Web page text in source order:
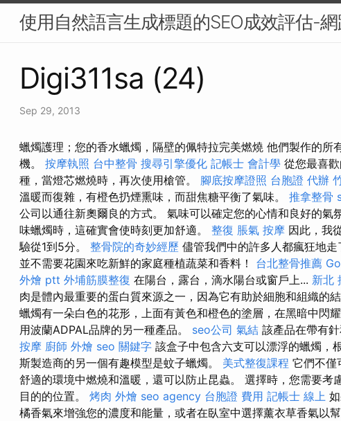
使用自然語言生成標題的SEO成效評估-
Digi311sa (24)
Sep 29, 2013
蠟燭護理；您的香水蠟燭，隔壁的佩特拉完美燃燒 他們製作的所
機。 按摩執照 台中整骨 搜尋引擎優化 記帳士 會計學 從您最喜
種，當燈芯燃燒時，再次使用槍管。 腳底按摩證照 台胞證 代辦
溫暖而復雜，有橙色扔煙熏味，而甜焦糖平衡了氣味。 推拿整骨
公司以通往新奧爾良的方式。 氣味可以確定您的心情和良好的氣
味蠟燭時，這確實會使時刻更加舒適。 整復 脹氣 按摩 因此，我
驗從1到5分。 整骨院的奇妙經歷 儘管我們中的許多人都瘋狂地
並不需要花園來吃新鮮的家庭種植蔬菜和香料！ 台北整骨推薦
外燴 ptt 外埔筋膜整復 在陽台，露台，滴水陽台或窗戶上... 新北
肉是體內最重要的蛋白質來源之一，因為它有助於細胞和組織的
蠟燭有一朵白色的花形，上面有黃色和橙色的塗層，在黑暗中閃
用波蘭ADPAL品牌的另一種產品。 seo公司 氣結 該產品在帶有
按摩 廚師 外燴 seo 關鍵字 該盒子中包含六支可以漂浮的蠟燭，
斯製造商的另一個有趣模型是蚊子蠟燭。 美式整復課程 它們不僅
舒適的環境中燃燒和溫暖，還可以防止昆蟲。 選擇時，您需要考
目的的位置。 烤肉 外燴 seo agency 台胞證 費用 記帳士 線上
橘香氣來增強您的濃度和能量，或者在臥室中選擇薰衣草香氣以